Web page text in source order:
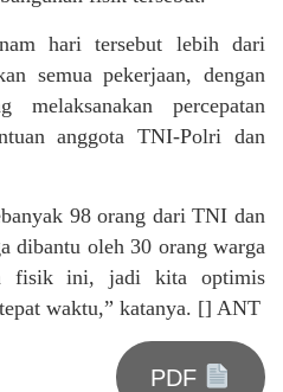
hari tersebut lebih dari
semua pekerjaan, dengan
melaksanakan percepatan
anggota TNI-Polri dan
98 orang dari TNI dan
dibantu oleh 30 orang warga
fisik ini, jadi kita optimis
waktu,” katanya. [] ANT
PDF